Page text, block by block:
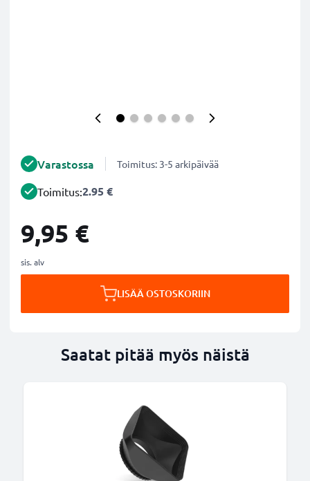
Varastossa Toimitus: 3-5 arkipäivää
Toimitus:2.95 €
9,95 €
sis. alv
LISÄÄ OSTOSKORIIN
Saatat pitää myös näistä